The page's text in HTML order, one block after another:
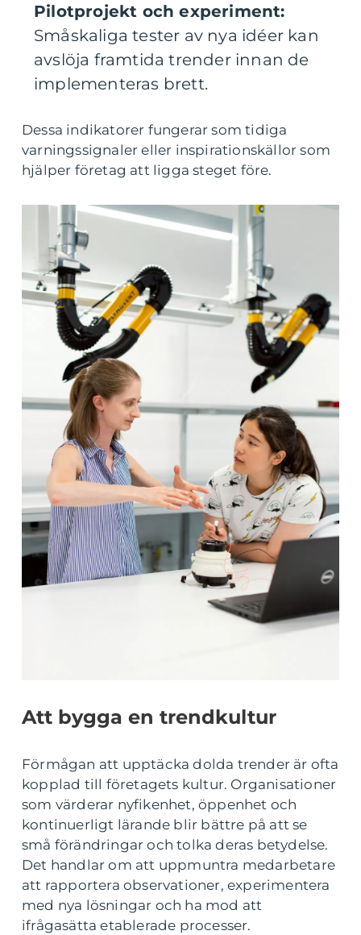
Pilotprojekt och experiment:
Småskaliga tester av nya idéer kan
avslöja framtida trender innan de
implementeras brett.
Dessa indikatorer fungerar som tidiga
varningssignaler eller inspirationskällor som
hjälper företag att ligga steget före.
Att bygga en trendkultur
Förmågan att upptäcka dolda trender är ofta
kopplad till företagets kultur. Organisationer
som värderar nyfikenhet, öppenhet och
kontinuerligt lärande blir bättre på att se
små förändringar och tolka deras betydelse.
Det handlar om att uppmuntra medarbetare
att rapportera observationer, experimentera
med nya lösningar och ha mod att
ifrågasätta etablerade processer.